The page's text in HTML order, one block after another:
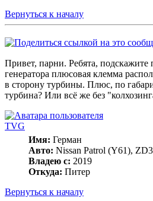
Вернуться к началу
Привет, парни. Ребята,
генератора плюсовая клемма
в сторону турбины. Плюс, по
турбина? Или всё же без
TVG
Имя: Герман
Авто: Nissan Patrol (Y61),
Владею с: 2019
Откуда: Питер
Вернуться к началу